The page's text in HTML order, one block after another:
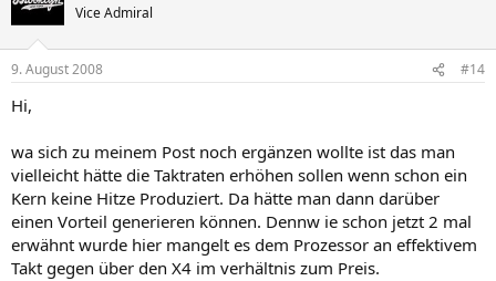
Vice Admiral
9. August 2008 #14
Hi,
wa sich zu meinem Post noch ergänzen wollte ist das man
vielleicht hätte die Taktraten erhöhen sollen wenn schon ein
Kern keine Hitze Produziert. Da hätte man dann darüber
einen Vorteil generieren können. Dennw ie schon jetzt 2 mal
erwähnt wurde hier mangelt es dem Prozessor an effektivem
Takt gegen über den X4 im verhältnis zum Preis.